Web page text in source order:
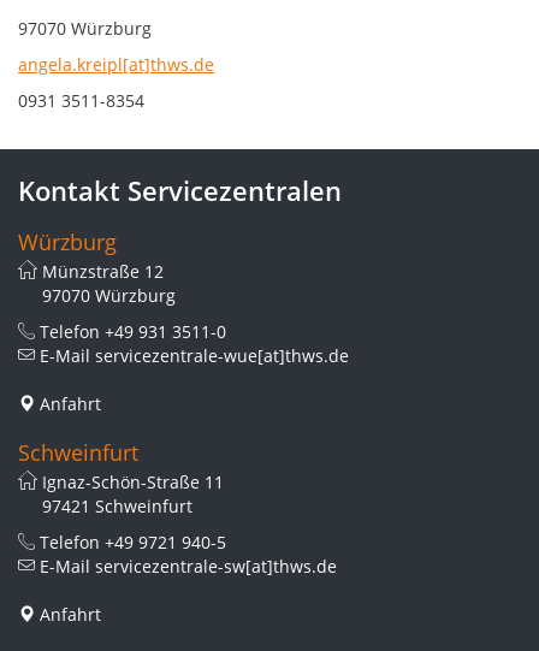
97070 Würzburg
angela.kreipl[at]thws.de
0931 3511-8354
Kontakt Servicezentralen
Würzburg
Münzstraße 12
97070 Würzburg
Telefon +49 931 3511-0
E-Mail servicezentrale-wue[at]thws.de
Anfahrt
Schweinfurt
Ignaz-Schön-Straße 11
97421 Schweinfurt
Telefon +49 9721 940-5
E-Mail servicezentrale-sw[at]thws.de
Anfahrt